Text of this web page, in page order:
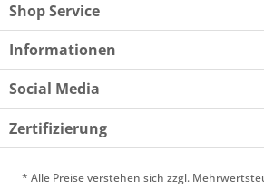
Shop Service
Informationen
Social Media
Zertifizierung
* Alle Preise verstehen sich zzgl.